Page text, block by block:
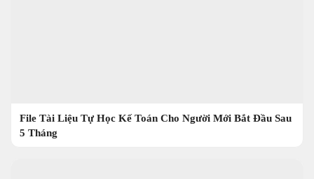
File Tài Liệu Tự Học Kế Toán Cho Người Mới Bắt Đầu Sau
5 Tháng